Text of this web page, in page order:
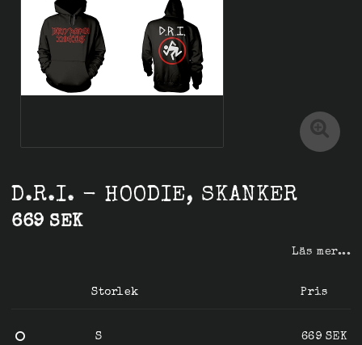
D.R.I. - HOODIE, SKANKER
669 SEK
Läs mer...
Storlek Pris
S 669 SEK